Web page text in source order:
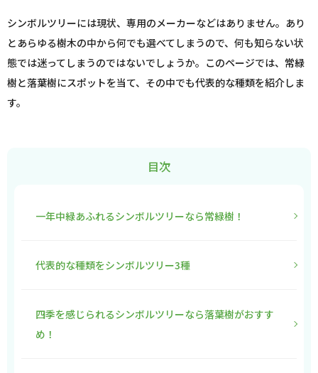
シンボルツリーには現状、専用のメーカーなどはありません。あり
とあらゆる樹木の中から何でも選べてしまうので、何も知らない状
態では迷ってしまうのではないでしょうか。このページでは、常緑
樹と落葉樹にスポットを当て、その中でも代表的な種類を紹介しま
す。
目次
一年中緑あふれるシンボルツリーなら常緑樹！
代表的な種類をシンボルツリー3種
四季を感じられるシンボルツリーなら落葉樹がおすす
め！